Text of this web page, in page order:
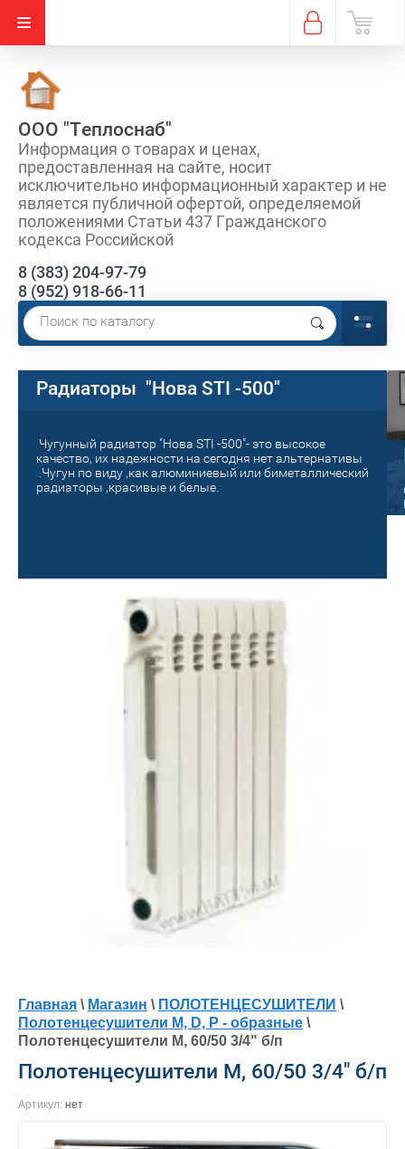
ООО "Теплоснаб"
Информация о товарах и ценах,
предоставленная на сайте, носит
исключительно информационный характер и не
является публичной офертой, определяемой
положениями Статьи 437 Гражданского
кодекса Российской
8 (383) 204-97-79
8 (952) 918-66-11
Радиаторы "Нова STI -500"
Чугунный радиатор "Нова STI -500"- это высокое
качество, их надежности на сегодня нет альтернативы
.Чугун по виду ,как алюминиевый или биметаллический
радиаторы ,красивые и белые.
Старый на новый!
Поменяй на новое отопление! Сделай
Главная \ Магазин \ ПОЛОТЕНЦЕСУШИТЕЛИ \
Полотенцесушители M, D, P - образные \
Полотенцесушители М, 60/50 3/4" б/п
Полотенцесушители М, 60/50 3/4" б/п
Артикул: нет